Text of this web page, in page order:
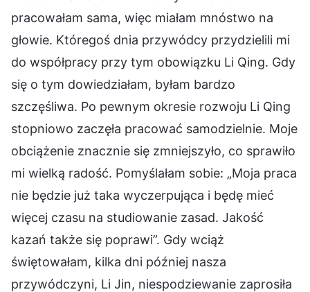
pracowałam sama, więc miałam mnóstwo na
głowie. Któregoś dnia przywódcy przydzielili mi
do współpracy przy tym obowiązku Li Qing. Gdy
się o tym dowiedziałam, byłam bardzo
szczęśliwa. Po pewnym okresie rozwoju Li Qing
stopniowo zaczęła pracować samodzielnie. Moje
obciążenie znacznie się zmniejszyło, co sprawiło
mi wielką radość. Pomyślałam sobie: „Moja praca
nie będzie już taka wyczerpująca i będę mieć
więcej czasu na studiowanie zasad. Jakość
kazań także się poprawi”. Gdy wciąż
świętowałam, kilka dni później nasza
przywódczyni, Li Jin, niespodziewanie zaprosiła